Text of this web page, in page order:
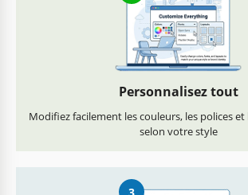
Personnalisez tout
Modifiez facilement les couleurs, les polices et
selon votre style